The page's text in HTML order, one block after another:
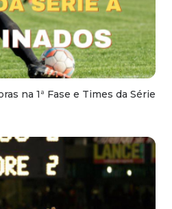
na 1ª Fase e Times da Série